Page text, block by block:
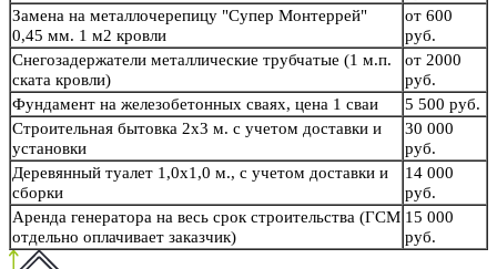
Замена на металлочерепицу "Супер Монтеррей"
0,45 мм. 1 м2 кровли
от 600
руб.
Снегозадержатели металлические трубчатые (1 м.п.
ската кровли)
от 2000
руб.
Фундамент на железобетонных сваях, цена 1 сваи
5 500 руб.
Строительная бытовка 2х3 м. с учетом доставки и
установки
30 000
руб.
Деревянный туалет 1,0х1,0 м., с учетом доставки и
сборки
14 000
руб.
Аренда генератора на весь срок строительства (ГСМ
отдельно оплачивает заказчик)
15 000
руб.